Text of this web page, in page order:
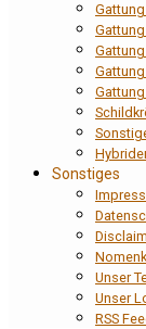
Sonstiges
Unser
Unser
RSS